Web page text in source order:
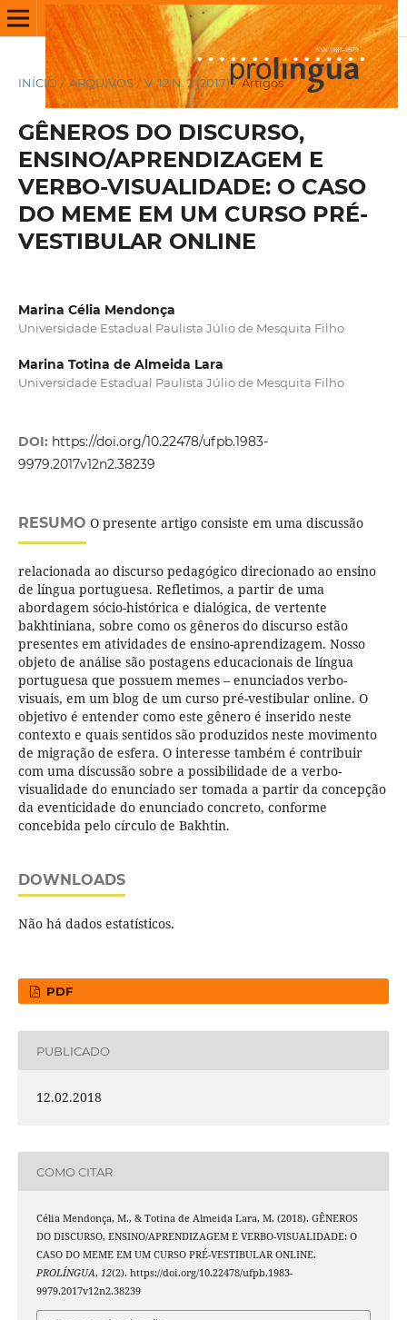
INÍCIO / ARQUIVOS / V. 12 N. 2 (2017) / Artigos
GÊNEROS DO DISCURSO,
ENSINO/APRENDIZAGEM E
VERBO-VISUALIDADE: O CASO
DO MEME EM UM CURSO PRÉ-
VESTIBULAR ONLINE
Marina Célia Mendonça
Universidade Estadual Paulista Júlio de Mesquita Filho
Marina Totina de Almeida Lara
Universidade Estadual Paulista Júlio de Mesquita Filho
DOI: https://doi.org/10.22478/ufpb.1983-
9979.2017v12n2.38239
RESUMO O presente artigo consiste em uma discussão
relacionada ao discurso pedagógico direcionado ao ensino
de língua portuguesa. Refletimos, a partir de uma
abordagem sócio-histórica e dialógica, de vertente
bakhtiniana, sobre como os gêneros do discurso estão
presentes em atividades de ensino-aprendizagem. Nosso
objeto de análise são postagens educacionais de língua
portuguesa que possuem memes – enunciados verbo-
visuais, em um blog de um curso pré-vestibular online. O
objetivo é entender como este gênero é inserido neste
contexto e quais sentidos são produzidos neste movimento
de migração de esfera. O interesse também é contribuir
com uma discussão sobre a possibilidade de a verbo-
visualidade do enunciado ser tomada a partir da concepção
da eventicidade do enunciado concreto, conforme
concebida pelo círculo de Bakhtin.
DOWNLOADS
Não há dados estatísticos.
PDF
PUBLICADO
12.02.2018
COMO CITAR
Célia Mendonça, M., & Totina de Almeida Lara, M. (2018). GÊNEROS
DO DISCURSO, ENSINO/APRENDIZAGEM E VERBO-VISUALIDADE: O
CASO DO MEME EM UM CURSO PRÉ-VESTIBULAR ONLINE.
PROLÍNGUA, 12(2). https://doi.org/10.22478/ufpb.1983-
9979.2017v12n2.38239